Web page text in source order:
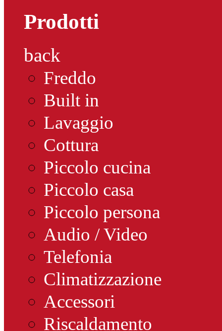
Prodotti
back
Freddo
Built in
Lavaggio
Cottura
Piccolo cucina
Piccolo casa
Piccolo persona
Audio / Video
Telefonia
Climatizzazione
Accessori
Riscaldamento